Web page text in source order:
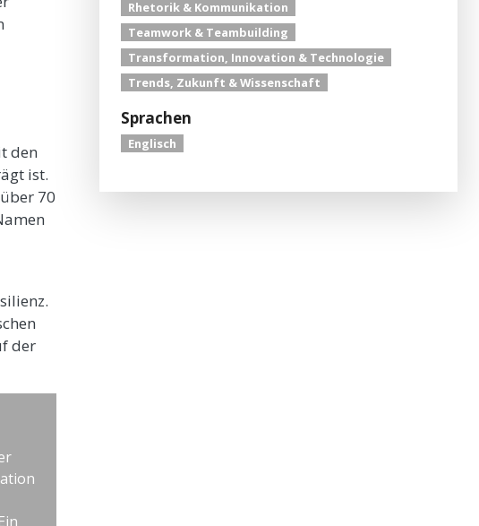
Rhetorik & Kommunikation
Teamwork & Teambuilding
Transformation, Innovation & Technologie
Trends, Zukunft & Wissenschaft
Sprachen
Englisch
den
ist.
70
der